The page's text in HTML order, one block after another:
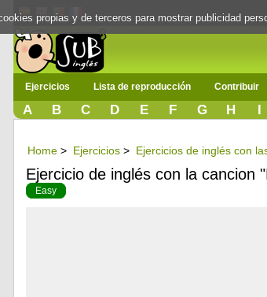
Ejercicios Lista de reproducción Contribuir
A B C D E F G H I
Home > Ejercicios > Ejercicios de inglés con
Ejercicio de inglés con la cancion
Easy
propias y de terceros para mostrar publicidad